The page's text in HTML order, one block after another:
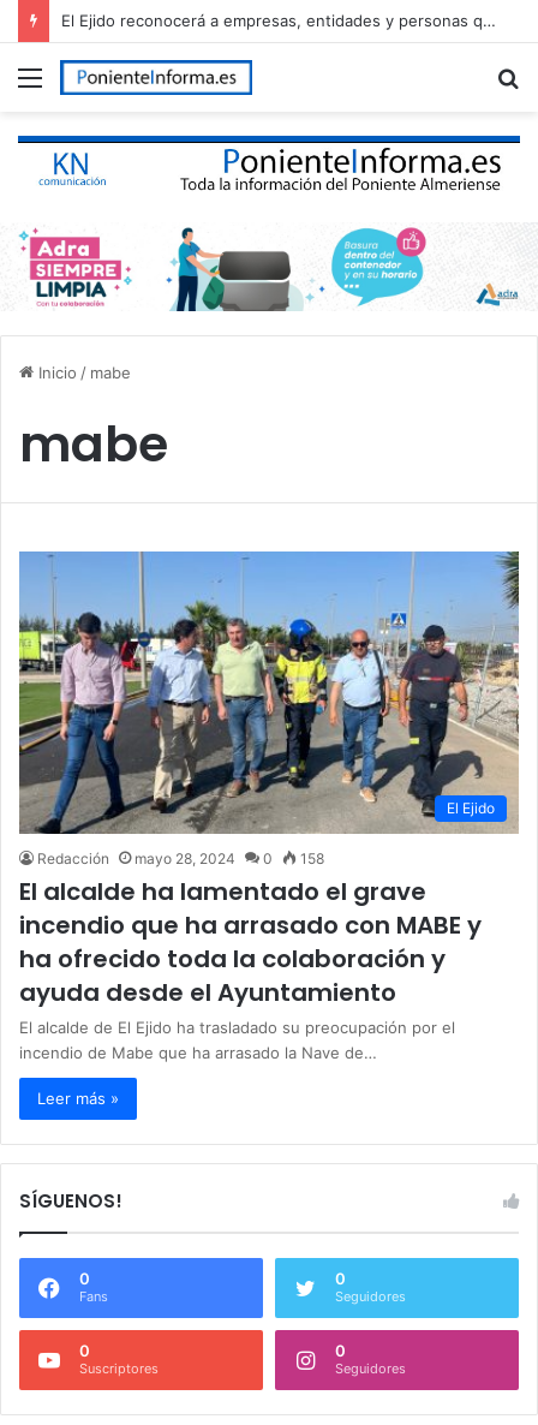
El Ejido reconocerá a empresas, entidades y personas que han contribuido al desarrollo del municipio en el Día de El Ejido
Menú
Inicio / mabe
mabe
El Ejido
Redacción mayo 28, 2024 0 158
El alcalde ha lamentado el grave
incendio que ha arrasado con MABE y
ha ofrecido toda la colaboración y
ayuda desde el Ayuntamiento
El alcalde de El Ejido ha trasladado su preocupación por el
incendio de Mabe que ha arrasado la Nave de…
Leer más »
SÍGUENOS!
0
Fans
0
Seguidores
0
Suscriptores
0
Seguidores